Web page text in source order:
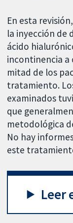
En esta
la inyección de
ácido
incontinencia a
mitad de los
tratamiento.
examinados
que
metodológica
No hay
este
Leer